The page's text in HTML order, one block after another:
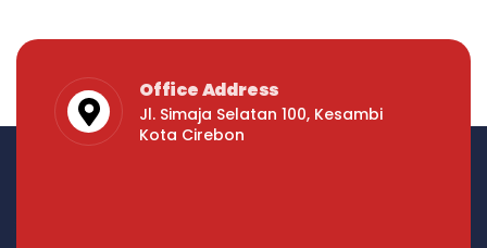
Office Address
Jl. Simaja Selatan 100, Kesambi
Kota Cirebon